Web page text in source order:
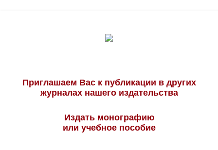
Приглашаем Вас к публикации в других
журналах нашего издательства
Издать монографию
или учебное пособие